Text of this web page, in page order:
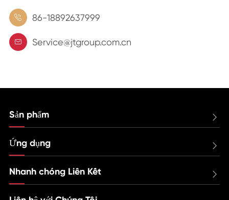
 86-18892637999
 Service@jtgroup.com.cn
Sản phẩm 
Ứng dụng 
Nhanh chóng Liên Kết 